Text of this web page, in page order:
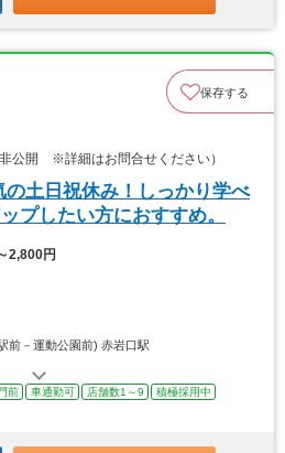
保存する
公開 ※詳細はお問合せください）
の土日祝休み！しっかり学べ
プしたい方におすすめ。
2,800円
前－運動公園前) 赤岩口駅
前 車通勤可 店舗数1～9
積極採用中